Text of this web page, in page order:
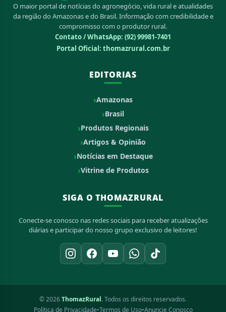
O maior portal de notícias do agronegócio, vida rural e atualidades
da região do Amazonas e do Brasil. Informação com credibilidade e
compromisso com o produtor rural.
Contato / WhatsApp: (92) 99981-7401
Portal Oficial: thomazrural.com.br
EDITORIAS
Amazonas
Brasil
Produtos Regionais
Artigos & Opinião
Notícias em Destaque
Vitrine de Produtos
SIGA O THOMAZRURAL
Conecte-se conosco nas redes sociais para receber atualizações
diárias e participar do nosso grupo exclusivo de leitores!
© 2026ThomazRural. Todos os direitos reservados.
Política de Privacidade•Termos de Uso•Anuncie Conosco